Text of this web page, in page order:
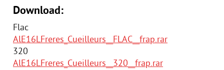
Download:
Flac
AlE16LFreres_Cueilleurs__FLAC__frap.rar
320
AlE16LFreres_Cueilleurs__320__frap.rar